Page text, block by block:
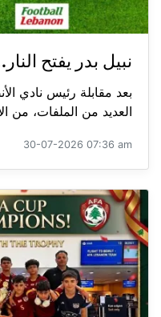
نبيل بدر يفتح
بعد مقابلة رئيس نادي
العديد من الملفات، من
30-07-2026 07:36 am